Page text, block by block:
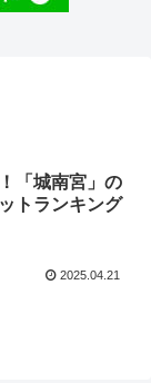
「城南宮」の
トランキング
2025.04.21